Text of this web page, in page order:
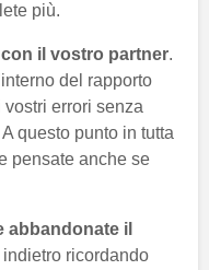
più.
il vostro partner.
del rapporto
errori senza
questo punto in tutta
pensate anche se
abbandonate il
ricordando